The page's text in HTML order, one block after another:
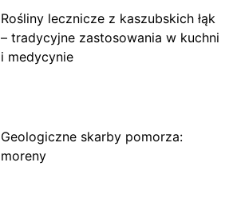
Rośliny lecznicze z kaszubskich łąk
– tradycyjne zastosowania w kuchni
i medycynie
Geologiczne skarby pomorza:
moreny